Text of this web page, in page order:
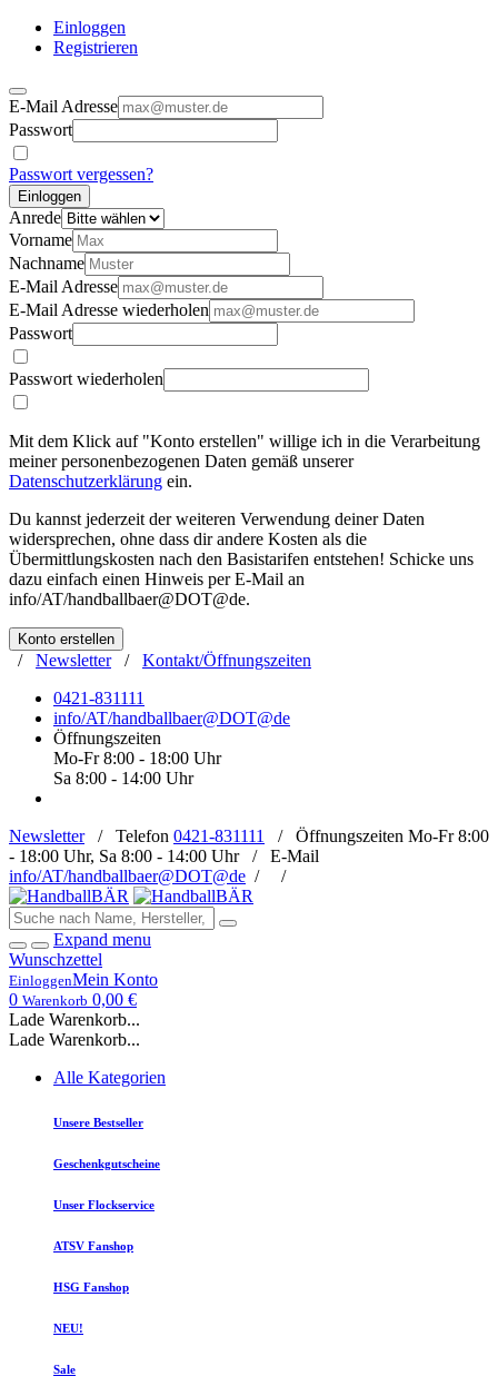
Einloggen
Registrieren
E-Mail Adresse
Passwort
Passwort vergessen?
Einloggen
Anrede
Vorname
Nachname
E-Mail Adresse
E-Mail Adresse wiederholen
Passwort
Passwort wiederholen
Mit dem Klick auf "Konto erstellen" willige ich in die Verarbeitung
meiner personenbezogenen Daten gemäß unserer
Datenschutzerklärung ein.
Du kannst jederzeit der weiteren Verwendung deiner Daten
widersprechen, ohne dass dir andere Kosten als die
Übermittlungskosten nach den Basistarifen entstehen! Schicke uns
dazu einfach einen Hinweis per E-Mail an
info/AT/handballbaer@DOT@de.
Konto erstellen
/ Newsletter/ Kontakt/Öffnungszeiten
0421-831111
info/AT/handballbaer@DOT@de
Öffnungszeiten
Mo-Fr 8:00 - 18:00 Uhr
Sa 8:00 - 14:00 Uhr
Newsletter/ Telefon 0421-831111 / Öffnungszeiten Mo-Fr 8:00
- 18:00 Uhr, Sa 8:00 - 14:00 Uhr / E-Mail
info/AT/handballbaer@DOT@de / /
Expand menu
Wunschzettel
EinloggenMein Konto
0 Warenkorb 0,00 €
Lade Warenkorb...
Lade Warenkorb...
Alle Kategorien
Unsere Bestseller
Geschenkgutscheine
Unser Flockservice
ATSV Fanshop
HSG Fanshop
NEU!
Sale